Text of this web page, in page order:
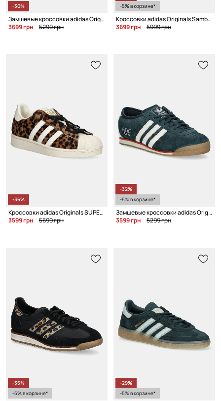
-30%
Замшевые кроссовки adidas Originals Campus 00S Double W
3699 грн
5299 грн
-5% в корзине*
Кроссовки adidas Originals Samba OG
3699 грн
5999 грн
-36%
Кроссовки adidas Originals SUPERSTAR II W
3599 грн
5699 грн
-32%
-5% в корзине*
Замшевые кроссовки adidas Originals Italia 70s W
3599 грн
5299 грн
-35%
-5% в корзине*
-29%
-5% в корзине*